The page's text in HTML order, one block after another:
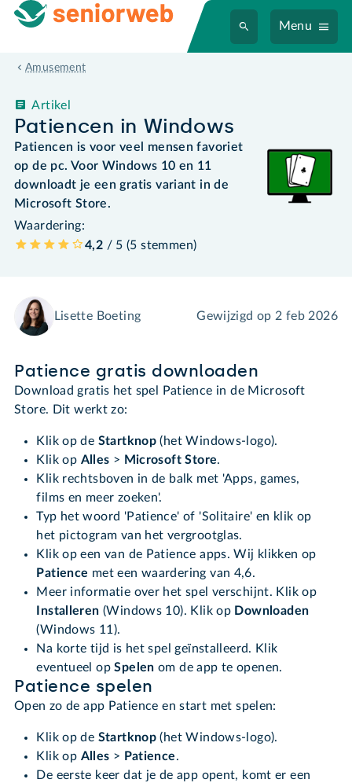
Menu
Amusement
Patiencen in Windows
Artikel
Patiencen is voor veel mensen favoriet
op de pc. Voor Windows 10 en 11
downloadt je een gratis variant in de
Microsoft Store.
Waardering:
4,2 / 5 (5 stemmen)
Lisette Boeting Gewijzigd op2 feb 2026
Patience gratis downloaden
Download gratis het spel Patience in de Microsoft
Store. Dit werkt zo:
Klik op de Startknop (het Windows-logo).
Klik op Alles > Microsoft Store.
Klik rechtsboven in de balk met 'Apps, games,
films en meer zoeken'.
Typ het woord 'Patience' of 'Solitaire' en klik op
het pictogram van het vergrootglas.
Klik op een van de Patience apps. Wij klikken op
Patience met een waardering van 4,6.
Meer informatie over het spel verschijnt. Klik op
Installeren (Windows 10). Klik op Downloaden
(Windows 11).
Na korte tijd is het spel geïnstalleerd. Klik
eventueel opSpelen om de app te openen.
Patience spelen
Open zo de app Patience en start met spelen:
Klik op de Startknop (het Windows-logo).
Klik op Alles > Patience.
De eerste keer dat je de app opent, komt er een